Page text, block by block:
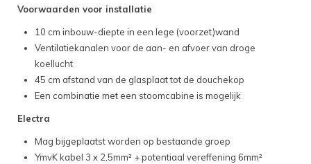
Voorwaarden voor installatie
10 cm inbouw-diepte in een lege (voorzet)wand
Ventilatiekanalen voor de aan- en afvoer van droge
koellucht
45 cm afstand van de glasplaat tot de douchekop
Een combinatie met een stoomcabine is mogelijk
Electra
Mag bijgeplaatst worden op bestaande groep
YmvK kabel 3 x 2,5mm² + potentiaal vereffening 6mm²